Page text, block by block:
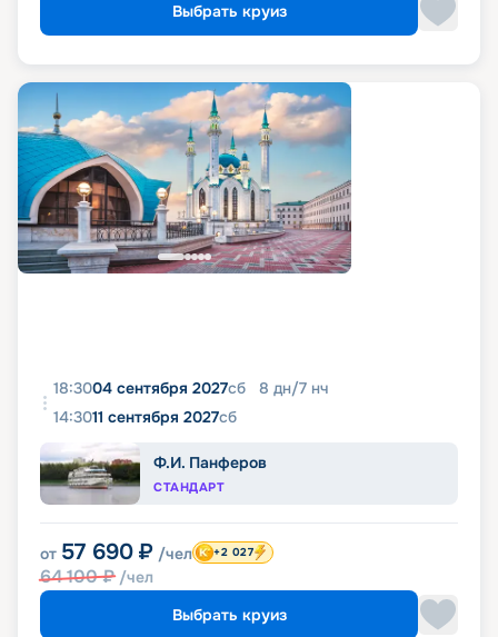
Выбрать круиз
18:3004 сентября 2027сб 8 дн/7 нч
14:3011 сентября 2027сб
Ф.И. Панферов
СТАНДАРТ
от 57 690 ₽ /чел
64 100₽ /чел
+2 027
Выбрать круиз